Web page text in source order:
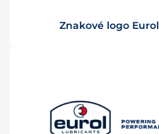
Znakové logo Eurol